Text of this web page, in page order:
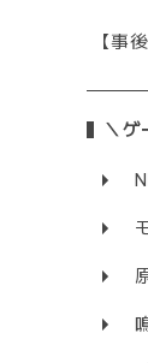
【事
＼ゲ